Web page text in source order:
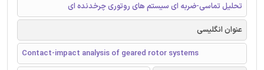
تحلیل تماسی-ضربه ای سیستم های روتوری چرخدنده ای
عنوان انگلیسی
Contact-impact analysis of geared rotor systems